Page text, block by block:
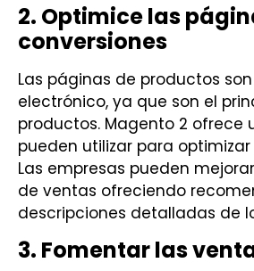
2. Optimice las
conversiones
Las páginas de productos
electrónico, ya que son el
productos. Magento 2
pueden utilizar para
Las empresas pueden
de ventas ofreciendo
descripciones detalladas de
3. Fomentar las